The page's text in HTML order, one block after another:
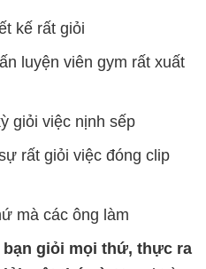
kế rất giỏi
luyện viên gym rất xuất
giỏi việc nịnh sếp
rất giỏi việc đóng clip
mà các ông làm
giỏi mọi thứ, thực ra